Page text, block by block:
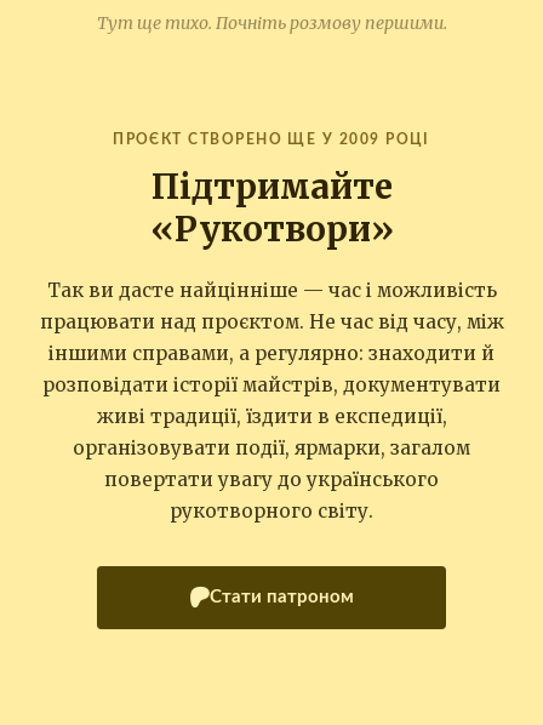
Тут ще тихо. Почніть розмову першими.
ПРОЄКТ СТВОРЕНО ЩЕ У 2009 РОЦІ
Підтримайте
«Рукотвори»
Так ви дасте найцінніше — час і можливість
працювати над проєктом. Не час від часу, між
іншими справами, а регулярно: знаходити й
розповідати історії майстрів, документувати
живі традиції, їздити в експедиції,
організовувати події, ярмарки, загалом
повертати увагу до українського
рукотворного світу.
Стати патроном